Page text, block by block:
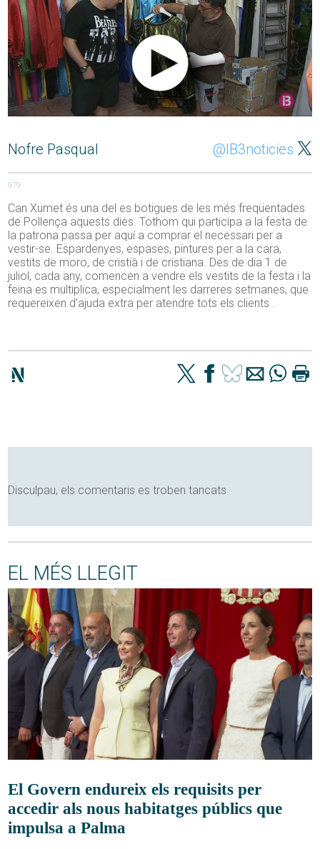
Nofre Pasqual @IB3noticies
979
Can Xumet és una del es botigues de les més freqüentades
de Pollença aquests dies. Tothom qui participa a la festa de
la patrona passa per aquí a comprar el necessari per a
vestir-se. Espardenyes, espases, pintures per a la cara,
vestits de moro, de cristià i de cristiana. Des de dia 1 de
juliol, cada any, comencen a vendre els vestits de la festa i la
feina es multiplica, especialment les darreres setmanes, que
requereixen d’ajuda extra per atendre tots els clients .
Disculpau, els comentaris es troben tancats
EL MÉS LLEGIT
El Govern endureix els requisits per
accedir als nous habitatges públics que
impulsa a Palma